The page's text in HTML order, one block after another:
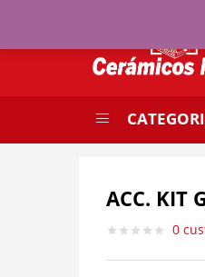
0
ACC. KIT
0